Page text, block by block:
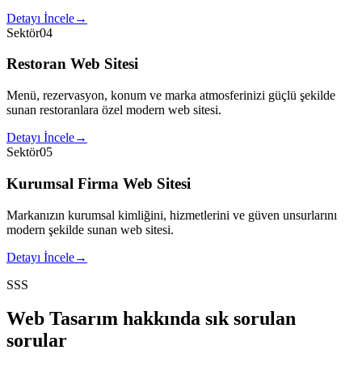
Detayı İncele→
Sektör04
Restoran Web Sitesi
Menü, rezervasyon, konum ve marka atmosferinizi güçlü şekilde
sunan restoranlara özel modern web sitesi.
Detayı İncele→
Sektör05
Kurumsal Firma Web Sitesi
Markanızın kurumsal kimliğini, hizmetlerini ve güven unsurlarını
modern şekilde sunan web sitesi.
Detayı İncele→
SSS
Web Tasarım hakkında sık sorulan
sorular